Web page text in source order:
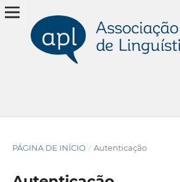
PÁGINA DE INÍCIO / Autenticação